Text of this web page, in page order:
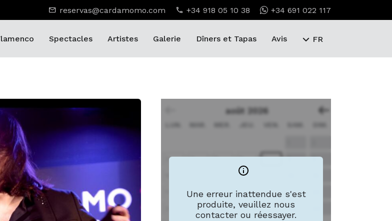
reservas@cardamomo.com +34 918 05 10 38 +34 691 022 117
Spectacles Artistes Galerie Dîners et Tapas Avis FR